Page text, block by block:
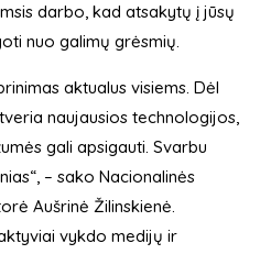
darbo, kad atsakytų į jūsų
nuo galimų grėsmių.
aktualus visiems. Dėl
naujausios technologijos,
gali apsigauti. Svarbu
– sako Nacionalinės
Aušrinė Žilinskienė.
vykdo medijų ir